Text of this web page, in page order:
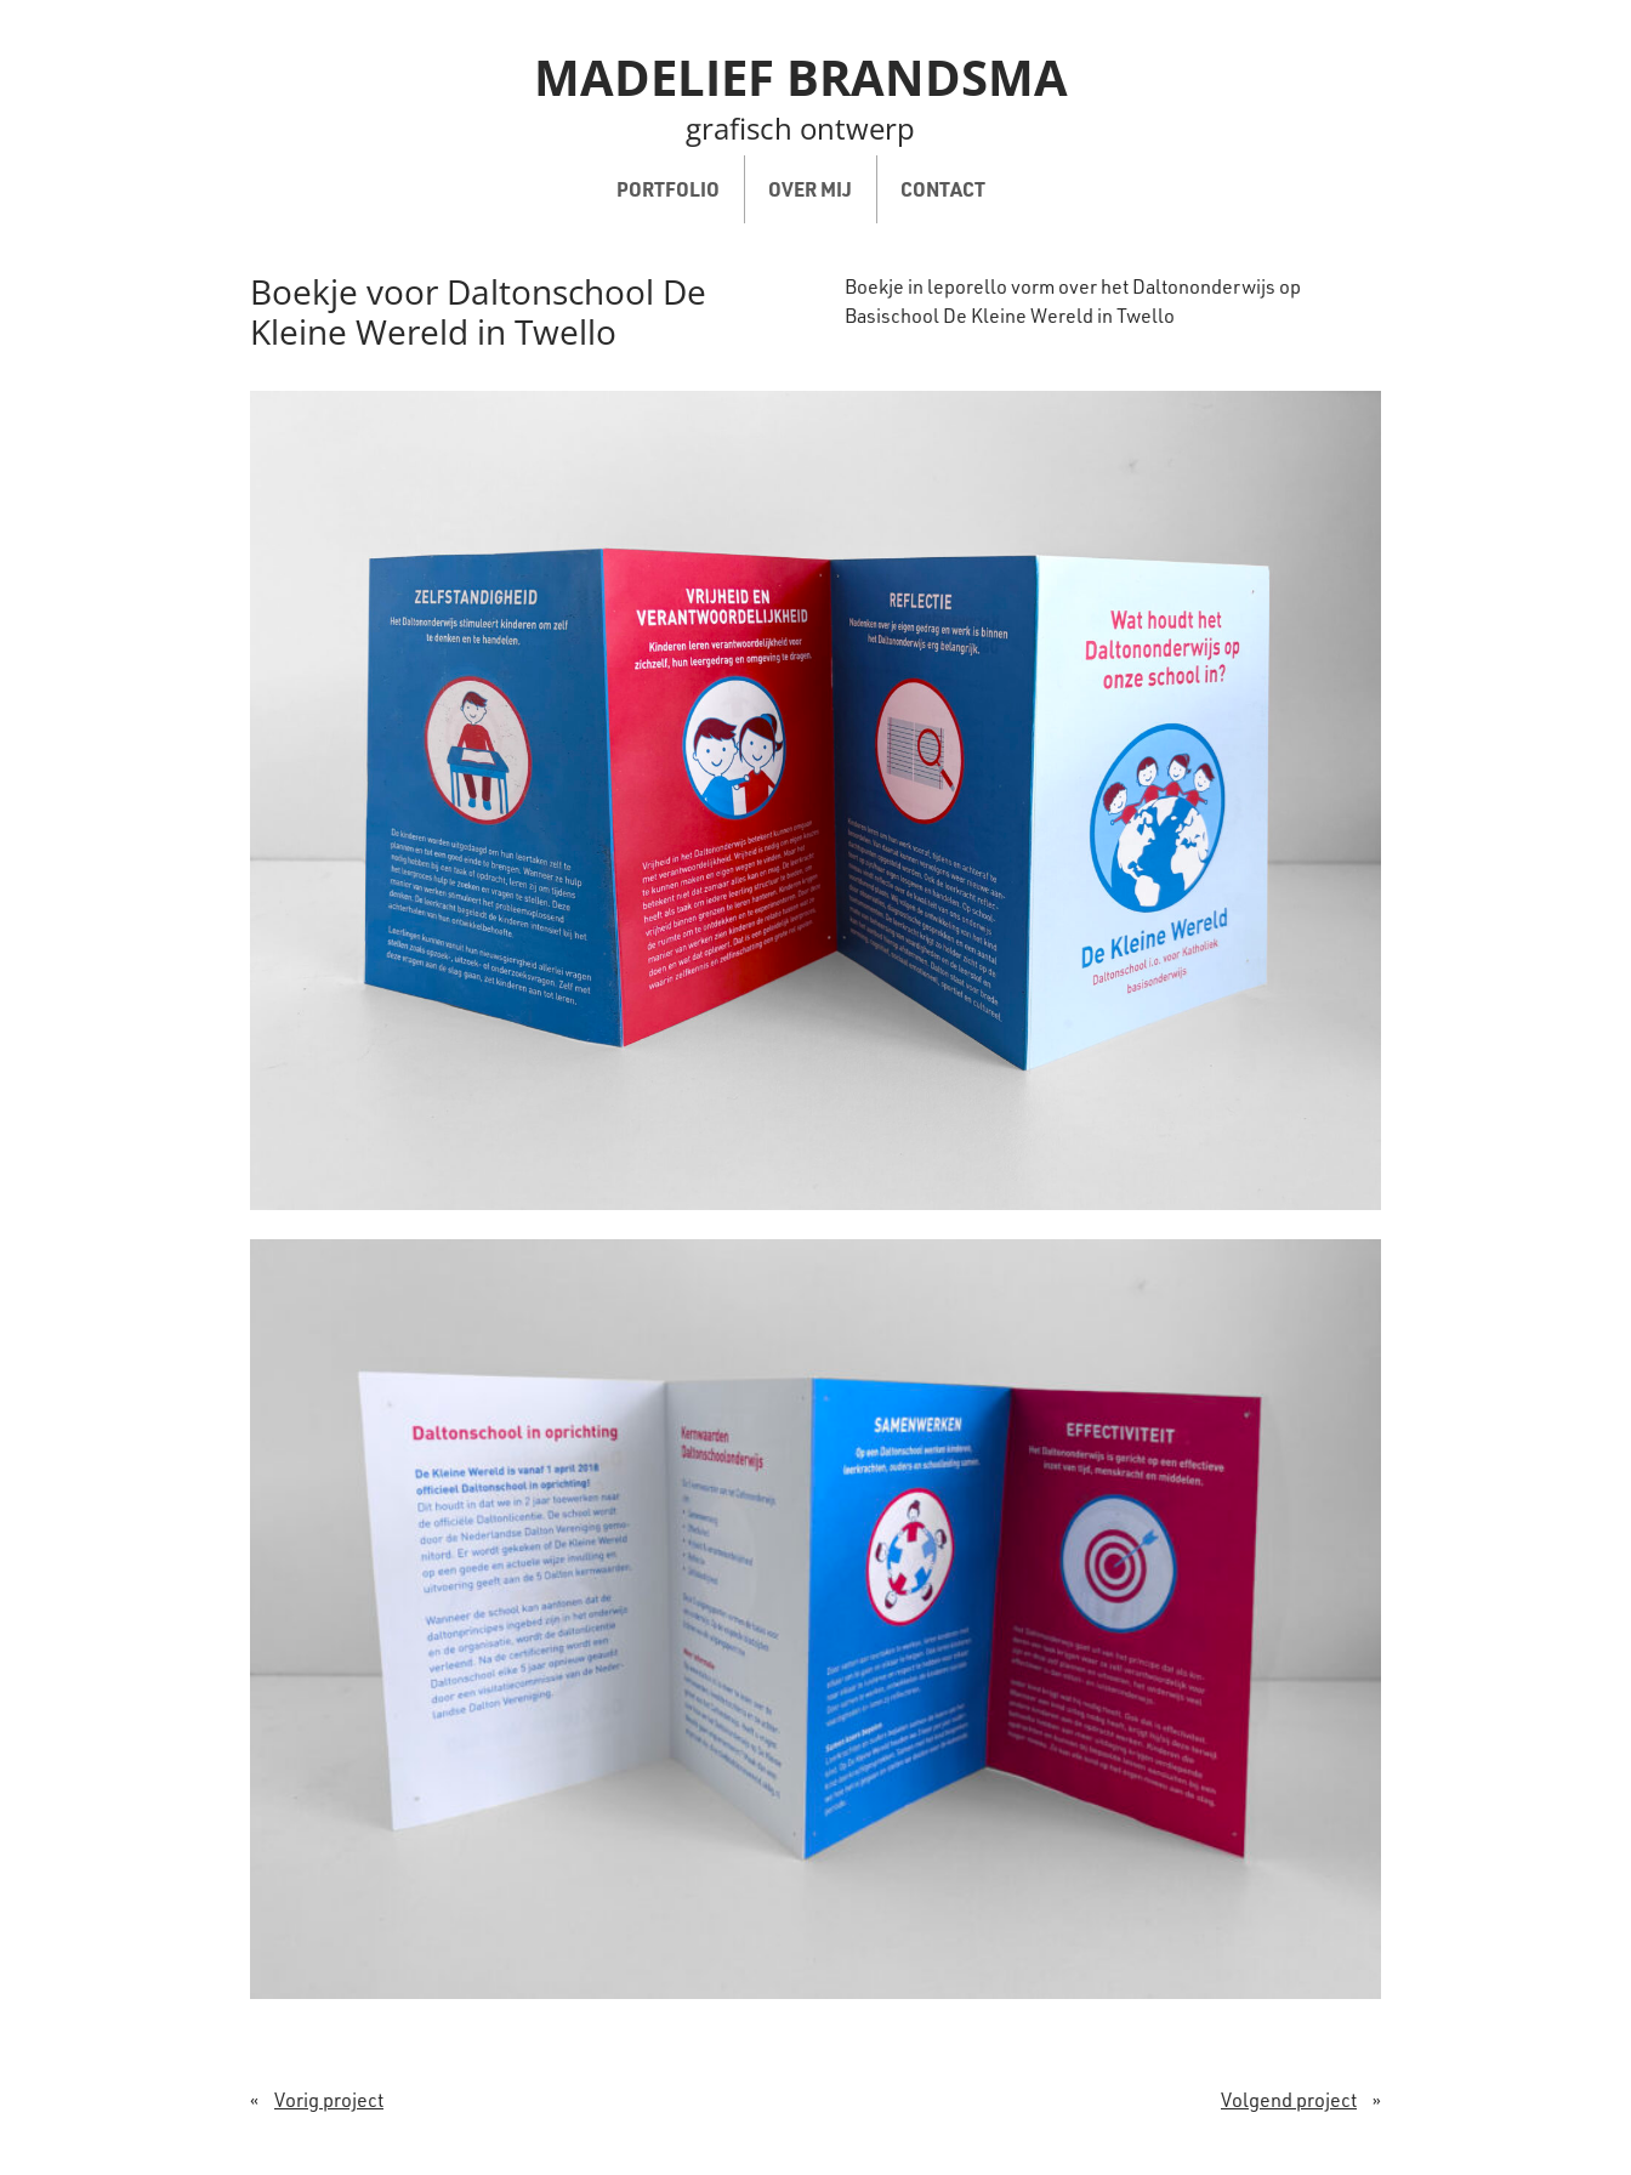
MADELIEF BRANDSMA
grafisch ontwerp
PORTFOLIO OVER MIJ CONTACT
Boekje voor Daltonschool De
Kleine Wereld in Twello
Boekje in leporello vorm over het Daltononderwijs op
Basischool De Kleine Wereld in Twello
« Vorig project Volgend project »